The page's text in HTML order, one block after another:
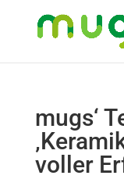
mugs‘
voller